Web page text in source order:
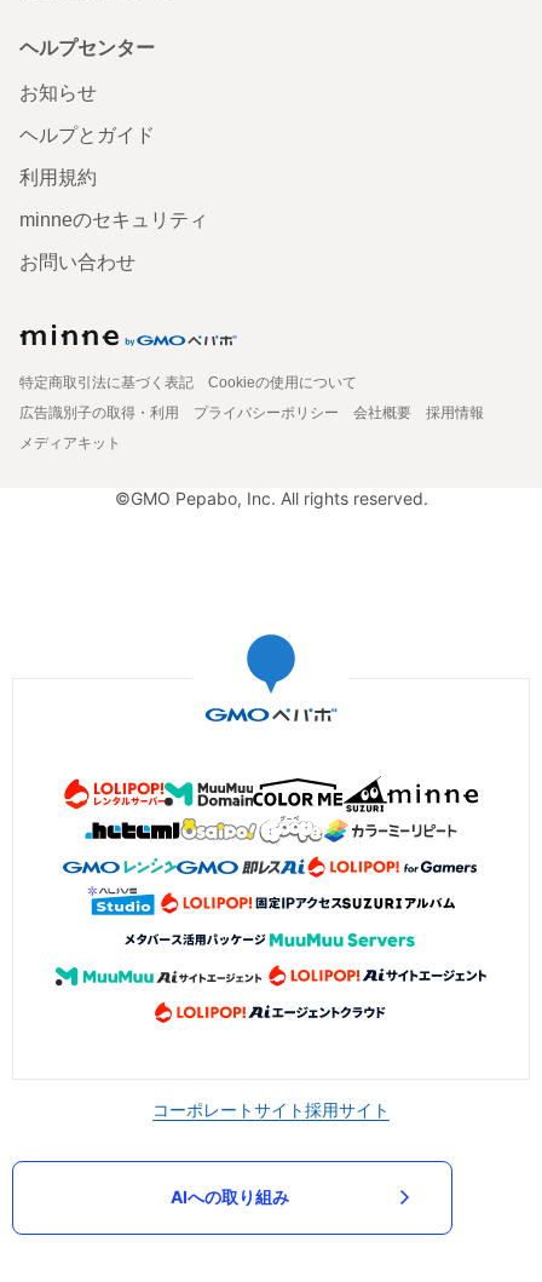
ヘルプセンター
お知らせ
ヘルプとガイド
利用規約
minneのセキュリティ
お問い合わせ
特定商取引法に基づく表記
Cookieの使用について
広告識別子の取得・利用
プライバシーポリシー 会社概要
採用情報
メディアキット
©GMO Pepabo, Inc. All rights reserved.
コーポレートサイト採用サイト
AIへの取り組み